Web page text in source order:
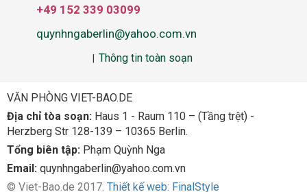
+49 152 339 03099
quynhngaberlin@yahoo.com.vn
Thông tin toàn soạn
VĂN PHÒNG VIET-BAO.DE
Địa chỉ tòa soạn: Haus 1 - Raum 110 – (Tầng trệt) -
Herzberg Str 128-139 – 10365 Berlin.
Tổng biên tập: Phạm Quỳnh Nga
Email: quynhngaberlin@yahoo.com.vn
© Viet-Bao.de 2017. Thiết kế web: FinalStyle